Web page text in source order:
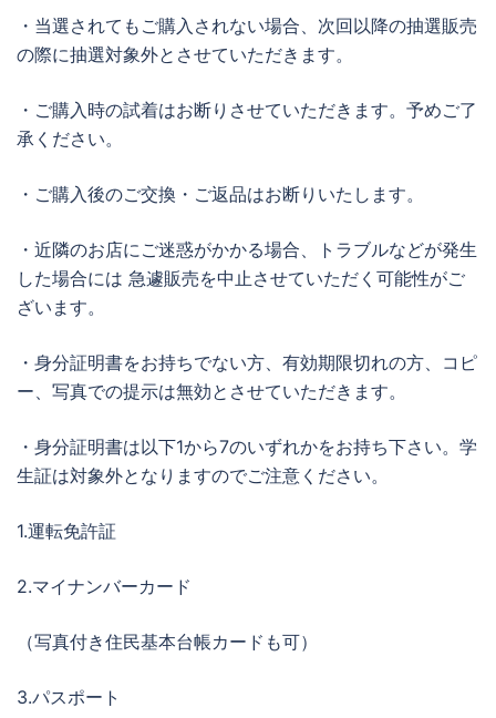
・当選されてもご購入されない場合、次回以降の抽選販売
の際に抽選対象外とさせていただきます。
・ご購入時の試着はお断りさせていただきます。予めご了
承ください。
・ご購入後のご交換・ご返品はお断りいたします。
・近隣のお店にご迷惑がかかる場合、トラブルなどが発生
した場合には 急遽販売を中止させていただく可能性がご
ざいます。
・身分証明書をお持ちでない方、有効期限切れの方、コピ
ー、写真での提示は無効とさせていただきます。
・身分証明書は以下1から7のいずれかをお持ち下さい。学
生証は対象外となりますのでご注意ください。
1.運転免許証
2.マイナンバーカード
（写真付き住民基本台帳カードも可）
3.パスポート